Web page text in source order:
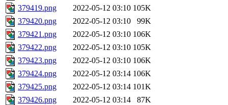
379419.png
2022-05-12 03:10 105K
379420.png
2022-05-12 03:10
99K
379421.png
2022-05-12 03:10 106K
379422.png
2022-05-12 03:10 105K
379423.png
2022-05-12 03:10 106K
379424.png
2022-05-12 03:14 106K
379425.png
2022-05-12 03:14 101K
379426.png
2022-05-12 03:14
87K